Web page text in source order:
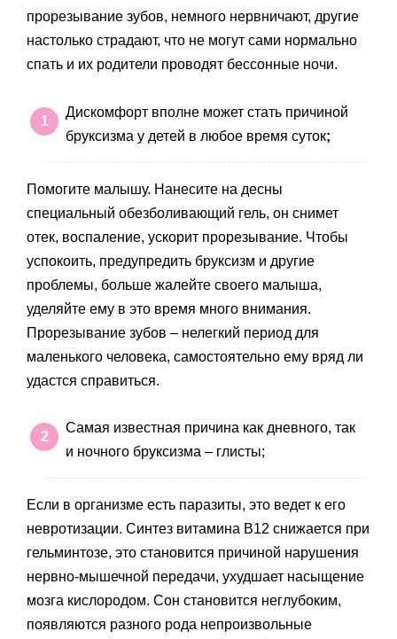
прорезывание зубов, немного нервничают, другие
настолько страдают, что не могут сами нормально
спать и их родители проводят бессонные ночи.
Дискомфорт вполне может стать причиной
бруксизма у детей в любое время суток;
Помогите малышу. Нанесите на десны
специальный обезболивающий гель, он снимет
отек, воспаление, ускорит прорезывание. Чтобы
успокоить, предупредить бруксизм и другие
проблемы, больше жалейте своего малыша,
уделяйте ему в это время много внимания.
Прорезывание зубов – нелегкий период для
маленького человека, самостоятельно ему вряд ли
удастся справиться.
Самая известная причина как дневного, так
и ночного бруксизма – глисты;
Если в организме есть паразиты, это ведет к его
невротизации. Синтез витамина В12 снижается при
гельминтозе, это становится причиной нарушения
нервно-мышечной передачи, ухудшает насыщение
мозга кислородом. Сон становится неглубоким,
появляются разного рода непроизвольные